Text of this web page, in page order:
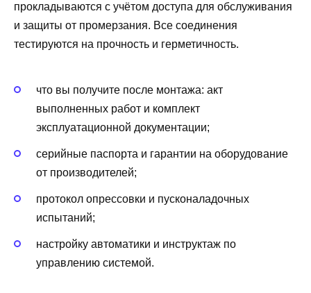
прокладываются с учётом доступа для обслуживания
и защиты от промерзания. Все соединения
тестируются на прочность и герметичность.
что вы получите после монтажа: акт
выполненных работ и комплект
эксплуатационной документации;
серийные паспорта и гарантии на оборудование
от производителей;
протокол опрессовки и пусконаладочных
испытаний;
настройку автоматики и инструктаж по
управлению системой.